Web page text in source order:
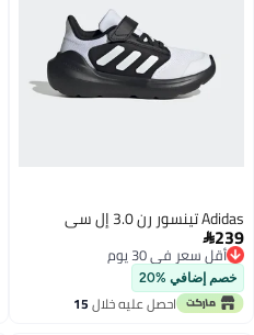
Adidas تينسور رن 3.0 إل سي
239
أقل سعر في 30 يوم
أقل سعر في 30 يوم
خصم إضافي %20
احصل عليه خلال15